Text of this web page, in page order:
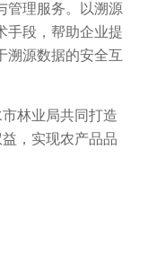
管理服务。以溯源
手段，帮助企业提
溯源数据的安全互
林业局共同打造
，实现农产品品